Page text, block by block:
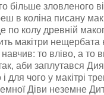
більше зловленого
в коліна писану
по колу древній
макітри нещербата
то вліво, а то
аби заплутався
для чого у макітрі
Діви неземне